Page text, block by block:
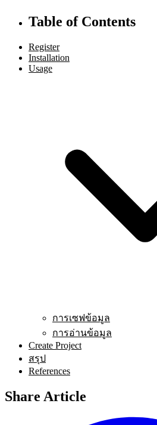
Table of Contents
Register
Installation
Usage
การเซฟข้อมูล
การอ่านข้อมูล
Create Project
สรุป
References
Share Article